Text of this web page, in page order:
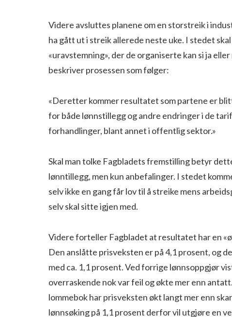
Videre avsluttes planene om en storstreik i
ha gått ut i streik allerede neste uke. I stedet
«uravstemning», der de organiserte kan si ja
beskriver prosessen som følger:
«Deretter kommer resultatet som partene er
for både lønnstillegg og andre endringer i de
forhandlinger, blant annet i offentlig sektor.»
Skal man tolke Fagbladets fremstilling betyr
lønntillegg, men kun anbefalinger. I stedet
selv ikke en gang får lov til å streike mens
selv skal sitte igjen med.
Videre forteller Fagbladet at resultatet har en
Den anslåtte prisveksten er på 4,1 prosent, og
med ca. 1,1 prosent. Ved forrige lønnsoppgjør
overraskende nok var feil og økte mer enn
lommebok har prisveksten økt langt mer enn
lønnsøking på 1,1 prosent derfor vil utgjøre en